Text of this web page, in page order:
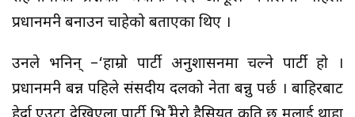
प्रधानमन्त्री बनाउन चाहेको बताएका थिए ।
उनले भनिन् –‘हाम्रो पार्टी अनुशासनमा चल्ने पार्टी हो ।
प्रधानमन्त्री बन्न पहिले संसदीय दलको नेता बन्नु पर्छ । बाहिरबाट